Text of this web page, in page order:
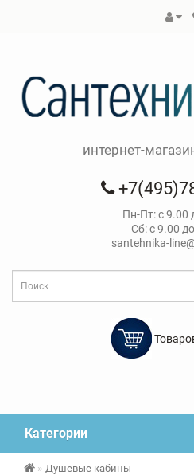
интернет-
Пн-Пт: с 9.00
Сб: с 9.00
santehnika-
Категории
Душевые кабины